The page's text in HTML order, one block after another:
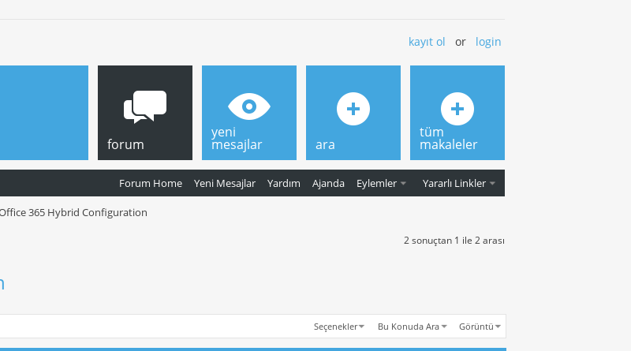
kayıt ol or login
forum
Forum Home Yeni Mesajlar Yardım Ajanda Eylemler Yararlı Linkler
yeni
mesajlar ara
tüm
makaleler
365 Hybrid Configuration
2 sonuçtan 1 ile 2 arası
Seçenekler Bu Konuda Ara Görüntü